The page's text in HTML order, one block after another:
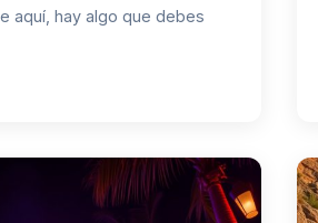
aquí, hay algo que debes